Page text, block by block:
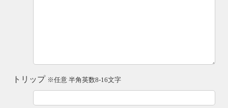
トリップ ※任意 半角英数8-16文字